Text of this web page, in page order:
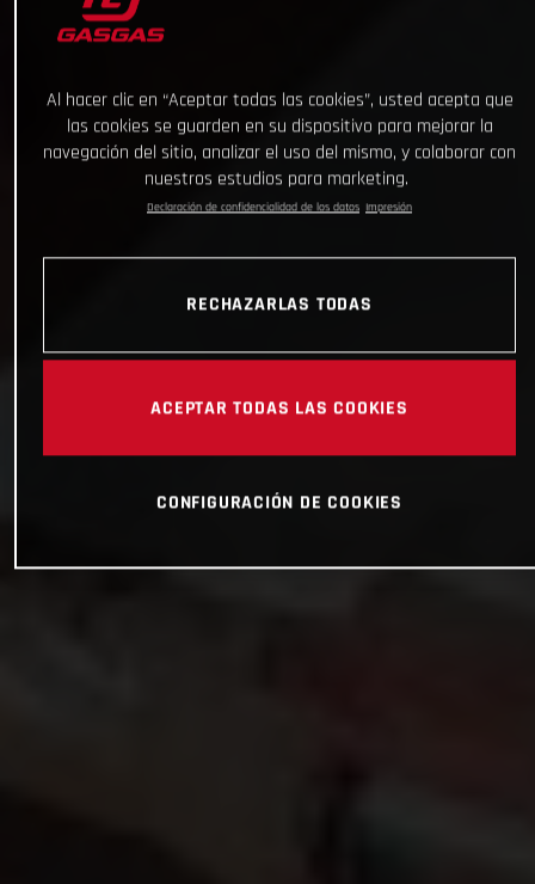
Al hacer clic en “Aceptar todas las cookies”, usted acepta que
las cookies se guarden en su dispositivo para mejorar la
navegación del sitio, analizar el uso del mismo, y colaborar con
nuestros estudios para marketing.
Declaración de confidencialidad de los datos Impresión
RECHAZARLAS TODAS
ACEPTAR TODAS LAS COOKIES
CONFIGURACIÓN DE COOKIES